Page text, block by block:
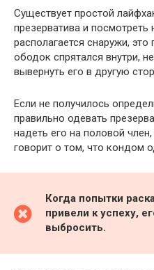
Существует простой
презерватива и посмотреть
располагается снаружи,
ободок спрятался внутри,
вывернуть его в другую
Если не получилось
правильно одевать
надеть его на половой
говорит о том, что кондом
Когда попытки
привели к успеху,
выбросить.